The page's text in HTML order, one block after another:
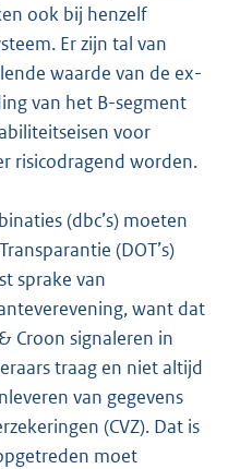
ook bij henzelf
Er zijn tal van
waarde van de ex-
van het B-segment
voor
risicodragend worden.
(dbc’s) moeten
(DOT’s)
sprake van
want dat
Croon signaleren in
traag en niet altijd
van gegevens
(CVZ). Dat is
moet